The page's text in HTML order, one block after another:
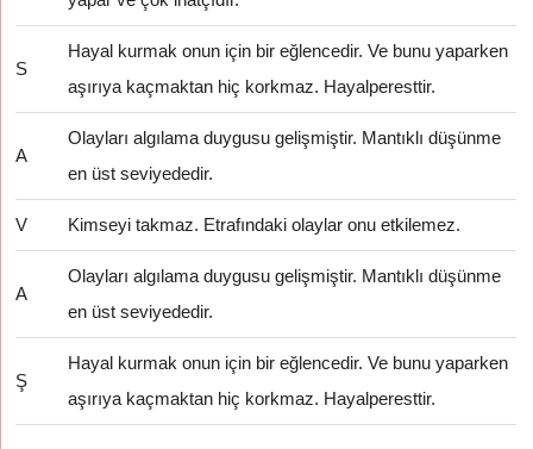
S
Hayal kurmak onun için bir eğlencedir. Ve bunu yaparken
aşırıya kaçmaktan hiç korkmaz. Hayalperesttir.
A
Olayları algılama duygusu gelişmiştir. Mantıklı düşünme
en üst seviyededir.
V Kimseyi takmaz. Etrafındaki olaylar onu etkilemez.
A
Olayları algılama duygusu gelişmiştir. Mantıklı düşünme
en üst seviyededir.
Ş
Hayal kurmak onun için bir eğlencedir. Ve bunu yaparken
aşırıya kaçmaktan hiç korkmaz. Hayalperesttir.